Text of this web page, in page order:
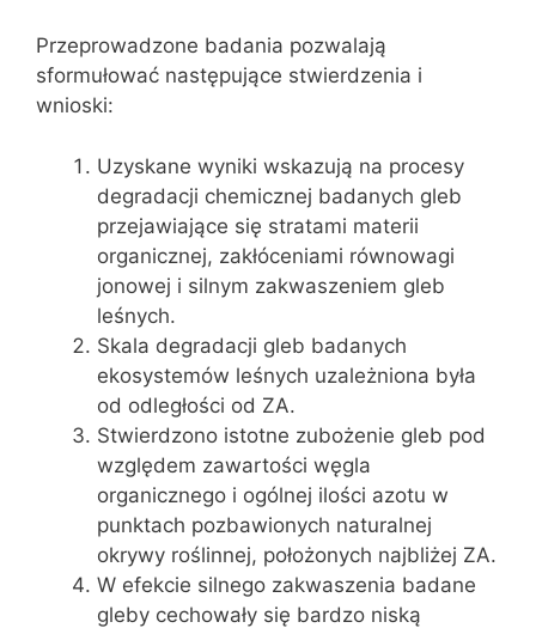
Przeprowadzone badania pozwalają
sformułować następujące stwierdzenia i
wnioski:
Uzyskane wyniki wskazują na procesy
degradacji chemicznej badanych gleb
przejawiające się stratami materii
organicznej, zakłóceniami równowagi
jonowej i silnym zakwaszeniem gleb
leśnych.
Skala degradacji gleb badanych
ekosystemów leśnych uzależniona była
od odległości od ZA.
Stwierdzono istotne zubożenie gleb pod
względem zawartości węgla
organicznego i ogólnej ilości azotu w
punktach pozbawionych naturalnej
okrywy roślinnej, położonych najbliżej ZA.
W efekcie silnego zakwaszenia badane
gleby cechowały się bardzo niską